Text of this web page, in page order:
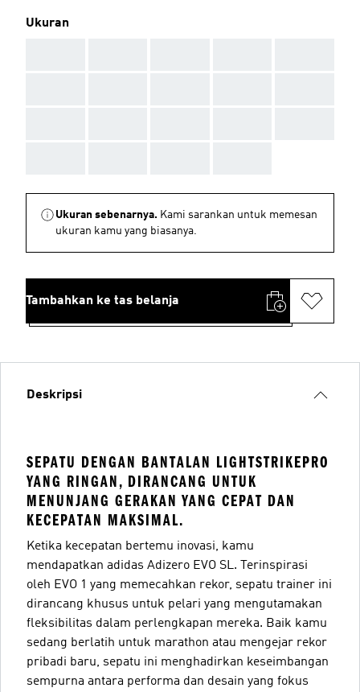
Ukuran
Ukuran sebenarnya. Kami sarankan untuk memesan
ukuran kamu yang biasanya.
Tambahkan ke tas belanja
Deskripsi
SEPATU DENGAN BANTALAN LIGHTSTRIKEPRO
YANG RINGAN, DIRANCANG UNTUK
MENUNJANG GERAKAN YANG CEPAT DAN
KECEPATAN MAKSIMAL.
Ketika kecepatan bertemu inovasi, kamu
mendapatkan adidas Adizero EVO SL. Terinspirasi
oleh EVO 1 yang memecahkan rekor, sepatu trainer ini
dirancang khusus untuk pelari yang mengutamakan
fleksibilitas dalam perlengkapan mereka. Baik kamu
sedang berlatih untuk marathon atau mengejar rekor
pribadi baru, sepatu ini menghadirkan keseimbangan
sempurna antara performa dan desain yang fokus